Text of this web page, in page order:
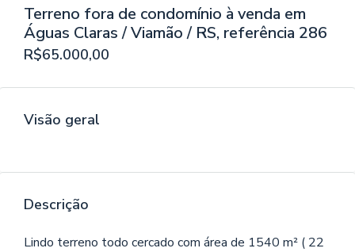
Terreno fora de condomínio à venda em
Águas Claras / Viamão / RS, referência 286
R$65.000,00
Visão geral
Descrição
Lindo terreno todo cercado com área de 1540 m² ( 22